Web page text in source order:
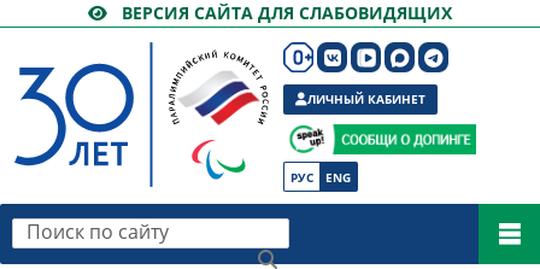
ВЕРСИЯ САЙТА ДЛЯ СЛАБОВИДЯЩИХ
РУС ENG
ЛИЧНЫЙ КАБИНЕТ
Поиск по сайту